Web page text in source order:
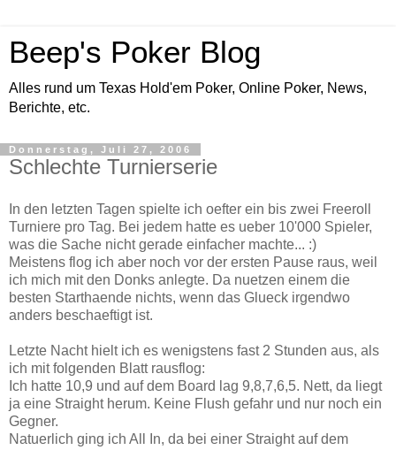
Beep's Poker Blog
Alles rund um Texas Hold'em Poker, Online Poker, News,
Berichte, etc.
Donnerstag, Juli 27, 2006
Schlechte Turnierserie
In den letzten Tagen spielte ich oefter ein bis zwei Freeroll
Turniere pro Tag. Bei jedem hatte es ueber 10'000 Spieler,
was die Sache nicht gerade einfacher machte... :)
Meistens flog ich aber noch vor der ersten Pause raus, weil
ich mich mit den Donks anlegte. Da nuetzen einem die
besten Starthaende nichts, wenn das Glueck irgendwo
anders beschaeftigt ist.
Letzte Nacht hielt ich es wenigstens fast 2 Stunden aus, als
ich mit folgenden Blatt rausflog:
Ich hatte 10,9 und auf dem Board lag 9,8,7,6,5. Nett, da liegt
ja eine Straight herum. Keine Flush gefahr und nur noch ein
Gegner.
Natuerlich ging ich All In, da bei einer Straight auf dem